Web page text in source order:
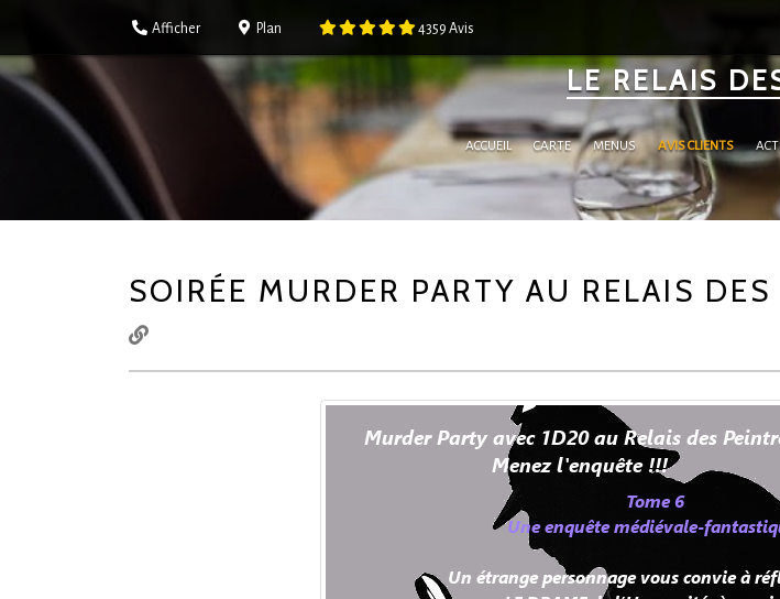
Afficher Plan 4359 Avis
LE RELAIS
ACCUEIL CARTE MENUS AVIS CLIENTS
SOIRÉE MURDER PARTY AU RELAIS DES